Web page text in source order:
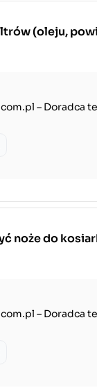
(oleju,
– Doradca
noże do
– Doradca